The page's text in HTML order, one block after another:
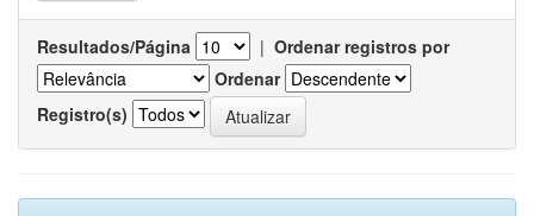
Resultados/Página | Ordenar registros por
Ordenar
Registro(s)